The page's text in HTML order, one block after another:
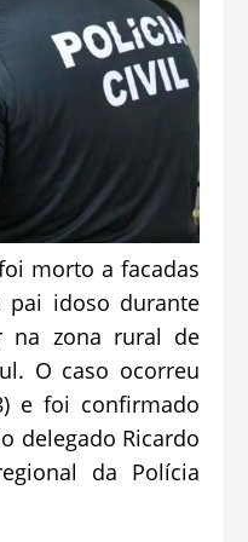
morto a facadas
pai idoso durante
na zona rural de
O caso ocorreu
e foi confirmado
delegado Ricardo
da Polícia